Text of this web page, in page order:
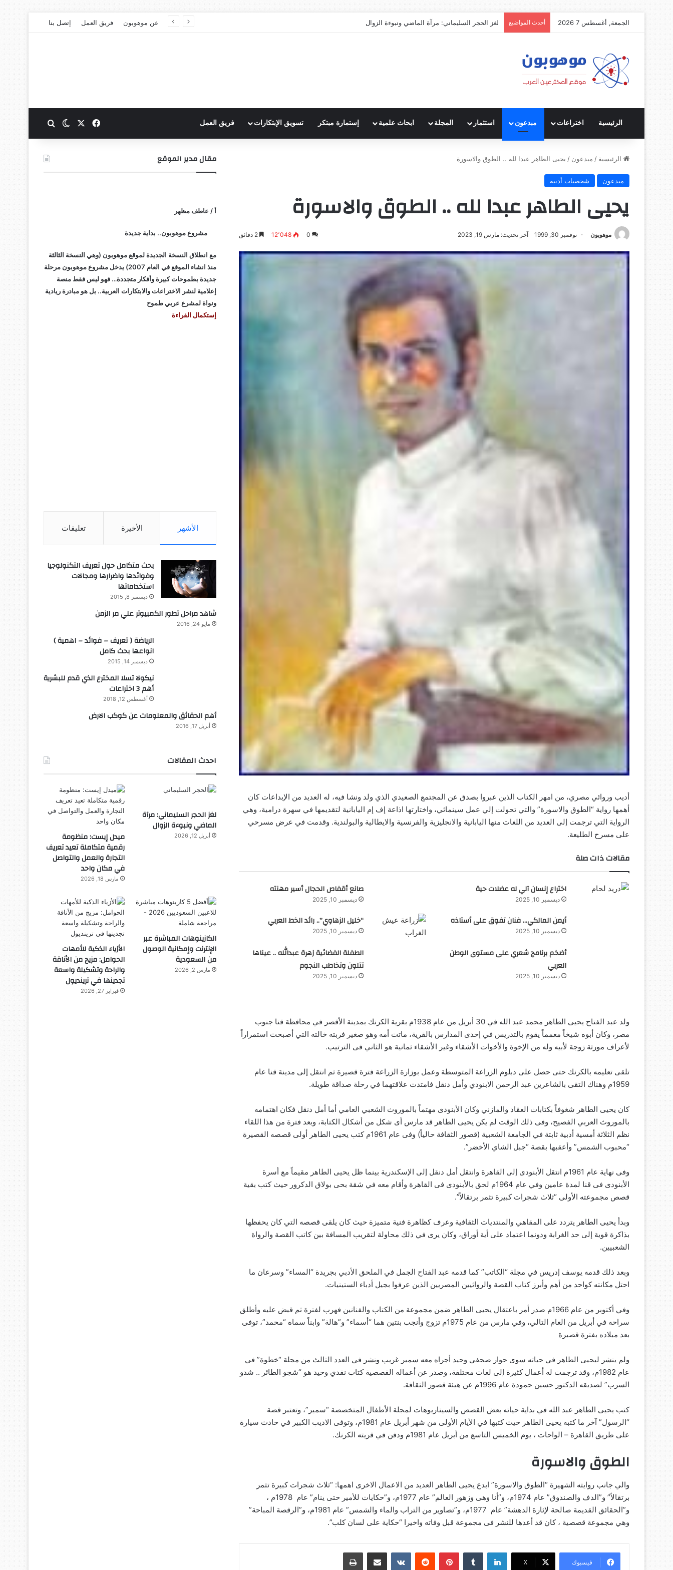
الجمعة, أغسطس 7 2026 أحدث المواضيع لغز الحجر السليماني: مرآة الماضي ونبوءة الزوال عن موهوبون فريق العمل إتصل بنا
الرئيسية اختراعات مبدعون استثمار المجلة ابحاث علمية إستمارة مبتكر تسويق الإبتكارات فريق العمل فيسبوك الوضع المظلم
الرئيسية / مبدعون / يحيى الطاهر عبدا لله .. الطوق والاسورة
مبدعون شخصيات أدبيه
يحيى الطاهر عبدا لله .. الطوق والاسورة
موهوبون نوفمبر 30, 1999 آخر تحديث: مارس 19, 2023 0 12٬048
أديب وروائي مصري، من امهر الكتاب الذين عبروا بصدق عن المجتمع الصعيدي الذي ولد ونشا فيه، له العديد من الإبداعات كان
أهمها رواية “الطوق والاسورة” والتي تحولت إلي عمل سينمائي، واختارتها اذاعة إف إم اليابانية لتقديمها في سهرة درامية، وهي
الرواية التي ترجمت إلى العديد من اللغات منها اليابانية والانجليزية والفرنسية والايطالية والبولندية. وقدمت في عرض مسرحي
على مسرح الطليعة.
مقالات ذات صلة
اختراع إنسان آلي له عضلات حية
ديسمبر 10, 2025
صانع أقفاص الحجال أسير مهنته
ديسمبر 10, 2025
أيمن المالكي… فنان تفوق على أستاذه
ديسمبر 10, 2025
“خليل الزهاوي”.. رائد الخط العربي
ديسمبر 10, 2025
أضخم برنامج شعري على مستوى الوطن
العربي
ديسمبر 10, 2025
الطفلة الفضائية زهرة عبدالله .. عيناها
تتلون وتخاطب النجوم
ديسمبر 10, 2025
ولد عبد الفتاح يحيى الطاهر محمد عبد الله في 30 أبريل من عام 1938م بقرية الكرنك بمدينة الأقصر في محافظة قنا جنوب
مصر، وكان أبوه شيخاً معمماً يقوم بالتدريس في إحدى المدارس بالقرية، ماتت أمه وهو صغير فربته خالته التي أصبحت استمراراً
لأعراف مورثة زوجة لأبيه وله من الإخوة والأخوات الأشقاء وغير الأشقاء ثمانية هو الثاني فى الترتيب.
تلقى تعليمه بالكرنك حتى حصل على دبلوم الزراعة المتوسطة وعمل بوزارة الزراعة فترة قصيرة ثم انتقل إلى مدينة قنا عام
1959م وهناك التقى بالشاعرين عبد الرحمن الابنودي وأمل دنقل فامتدت علاقتهما في رحلة صداقة طويلة.
كان يحيى الطاهر شغوفاً بكتابات العقاد والمازني وكان الأبنودى مهتماً بالموروث الشعبي العامي أما أمل دنقل فكان اهتمامه
بالموروث العربي الفصيح، وفى ذلك الوقت لم يكن يحيى الطاهر قد مارس أى شكل من أشكال الكتابة، وبعد فترة من هذا اللقاء
نظم الثلاثة أمسية أدبية ثابتة في الجامعة الشعبية (قصور الثقافة حالياً) وفى عام 1961م كتب يحيى الطاهر أولى قصصه القصيرة
“محبوب الشمس” وأعقبها بقصة “جبل الشاي الأخضر”.
وفى نهاية عام 1961م انتقل الأبنودى إلى القاهرة وانتقل أمل دنقل إلى الإسكندرية بينما ظل يحيى الطاهر مقيماً مع أسرة
الأبنودى فى قنا لمدة عامين وفي عام 1964م لحق بالأبنودى فى القاهرة وأقام معه في شقة بحى بولاق الدكرور حيث كتب بقية
قصص مجموعته الأولى “ثلاث شجرات كبيرة تثمر برتقالاً”.
وبدأ يحيى الطاهر يتردد على المقاهي والمنتديات الثقافية وعرف كظاهرة فنية متميزة حيث كان يلقى قصصه التي كان يحفظها
بذاكرة قوية إلى حد الغرابة ودونما اعتماد على أية أوراق، وكان يرى في ذلك محاولة لتقريب المسافة بين كاتب القصة والرواة
الشعبيين.
وبعد ذلك قدمه يوسف إدريس في مجلة “الكاتب” كما قدمه عبد الفتاح الجمل في الملحق الأدبي بجريدة “المساء” وسرعان ما
احتل مكانته كواحد من أهم وأبرز كتاب القصة والروائيين المصريين الذين عرفوا بجيل أدباء الستينيات.
وفي أكتوبر من عام 1966م صدر أمر باعتقال يحيى الطاهر ضمن مجموعة من الكتاب والفنانين فهرب لفترة ثم قبض عليه وأطلق
سراحه في أبريل من العام التالي، وفي مارس من عام 1975م تزوج وأنجب بنتين هما “أسماء” و”هالة” وابناً سماه “محمد”، توفى
بعد ميلاده بفترة قصيرة
ولم ينشر ليحيى الطاهر في حياته سوى حوار صحفي وحيد أجراه معه سمير غريب ونشر في العدد الثالث من مجلة “خطوة” في
عام 1982م، وقد ترجمت له أعمال كثيرة إلى لغات مختلفة، وصدر عن أعماله القصصية كتاب نقدي وحيد هو “شجو الطائر .. شدو
السرب” لصديقه الدكتور حسين حمودة عام 1996م عن هيئة قصور الثقافة.
كتب يحيى الطاهر عبد الله في بداية حياته بعض القصص والسيناريوهات لمجلة الأطفال المتخصصة “سمير”، وتعتبر قصة
“الرسول” آخر ما كتبه يحيى الطاهر حيث كتبها في الأيام الأولى من شهر أبريل عام 1981م، وتوفى الاديب الكبير في حادث سيارة
على طريق القاهرة – الواحات ، يوم الخميس التاسع من أبريل عام 1981م ودفن في قريته الكرنك.
الطوق والاسورة
والي جانب روايته الشهيرة “الطوق والاسورة” ابدع يحيى الطاهر العديد من الاعمال الاخرى اهمها: “ثلاث شجرات كبيرة تثمر
برتقالاً” و”الدف والصندوق” عام 1974م، و”أنا وهى وزهور العالم” عام 1977م، و”حكايات للأمير حتى ينام” عام 1978م ،
و”الحقائق القديمة صالحة لإثارة الدهشة” عام 1977م، و”تصاوير من التراب والماء والشمس” عام 1981م، و”الرقصة المباحة”
وهي مجموعة قصصية ، كان قد أعدها للنشر فى مجموعة قبل وفاته واخيرا “حكاية على لسان كلب”.
فيسبوك ‫X
لينكدإن بينتيريست
مقال مدير الموقع
أ / عاطف مظهر
مشروع موهوبون.. بداية جديدة
مع انطلاق النسخة الجديدة لموقع موهوبون (وهي النسخة الثالثة
منذ انشاء الموقع في العام 2007) يدخل مشروع موهوبون مرحلة
جديدة بطموحات كبيرة وأفكار متجددة… فهو ليس فقط منصة
إعلامية لنشر الاختراعات والابتكارات العربية.. بل هو مبادرة ريادية
ونواة لمشرع عربي طموح
إستكمال القراءة
الأشهر الأخيرة تعليقات
بحث متكامل حول تعريف التكنولوجيا
وفوائدها واضرارها ومجالات
استخداماتها
ديسمبر 8, 2015
شاهد مراحل تطور الكمبيوتر علي مر الزمن
مايو 24, 2016
الرياضة ( تعريف – فوائد – اهمية )
انواعها بحث كامل
ديسمبر 14, 2015
نيكولا تسلا المخترع الذي قدم للبشرية
أهم 3 اختراعات
أغسطس 12, 2018
أهم الحقائق والمعلومات عن كوكب الارض
أبريل 17, 2016
احدث المقالات
لغز الحجر السليماني: مرآة
الماضي ونبوءة الزوال
أبريل 12, 2026
ميدل إيست: منظومة
رقمية متكاملة تعيد تعريف
التجارة والعمل والتواصل
في مكان واحد
مارس 18, 2026
الكازينوهات المباشرة عبر
الإنترنت وإمكانية الوصول
من السعودية
مارس 2, 2026
الأزياء الذكية للأمهات
الحوامل: مزيج من الأناقة
والراحة وتشكيلة واسعة
تجدينها في ترينديول
فبراير 27, 2026